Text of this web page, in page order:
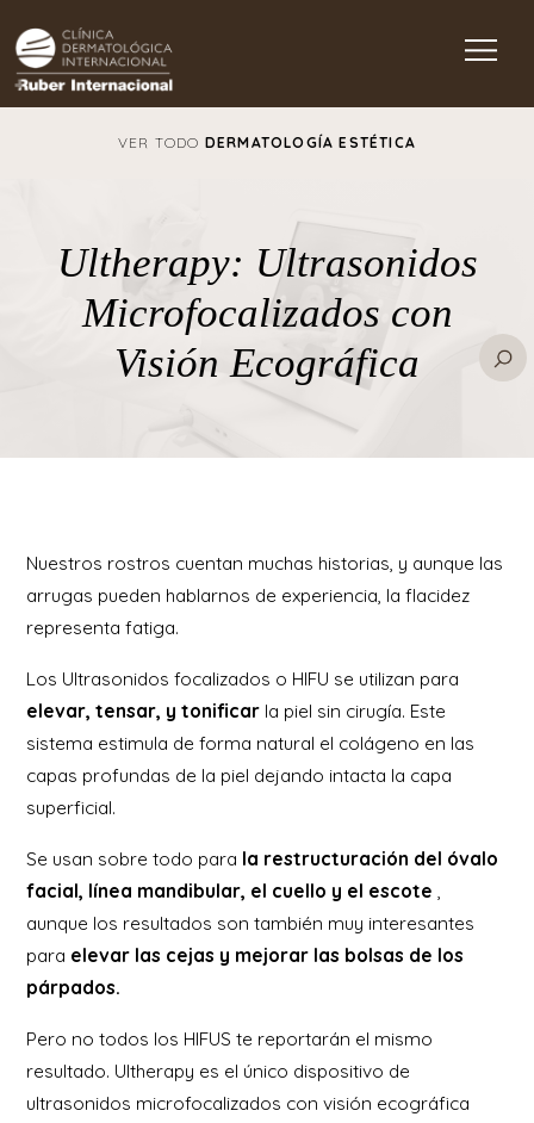
Main Navigation
VER TODO DERMATOLOGÍA ESTÉTICA
Ultherapy: Ultrasonidos
Microfocalizados con
Visión Ecográfica
Nuestros rostros cuentan muchas historias, y aunque las
arrugas pueden hablarnos de experiencia, la flacidez
representa fatiga.
Los Ultrasonidos focalizados o HIFU se utilizan para
elevar, tensar, y tonificar la piel sin cirugía. Este
sistema estimula de forma natural el colágeno en las
capas profundas de la piel dejando intacta la capa
superficial.
Se usan sobre todo para la restructuración del óvalo
facial, línea mandibular, el cuello y el escote,
aunque los resultados son también muy interesantes
para elevar las cejas y mejorar las bolsas de los
párpados.
Pero no todos los HIFUS te reportarán el mismo
resultado. Ultherapy es el único dispositivo de
ultrasonidos microfocalizados con visión ecográfica